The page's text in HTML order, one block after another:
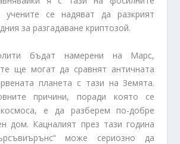
учените се надяват да разкрият
за разгадаване криптозой.
бъдат намерени на Марс,
ще могат да сравнят античната
планета с тази на Земята.
причини, поради която се
е да разберем по-добре
дом. Кацналият през тази година
може сериозно да